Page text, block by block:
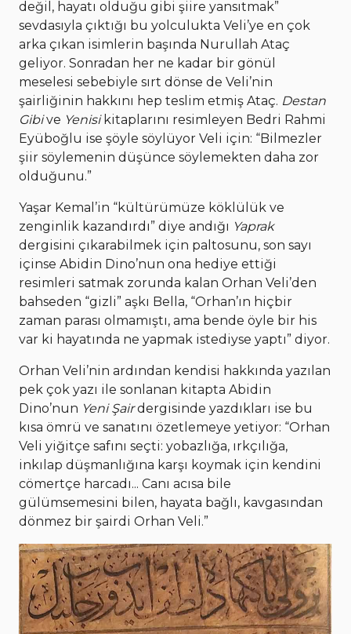
değil, hayatı olduğu gibi şiire yansıtmak”
sevdasıyla çıktığı bu yolculukta Veli’ye en çok
arka çıkan isimlerin başında Nurullah Ataç
geliyor. Sonradan her ne kadar bir gönül
meselesi sebebiyle sırt dönse de Veli’nin
şairliğinin hakkını hep teslim etmiş Ataç. Destan
Gibive Yenisi kitaplarını resimleyen Bedri Rahmi
Eyüboğlu ise şöyle söylüyor Veli için: “Bilmezler
şiir söylemenin düşünce söylemekten daha zor
olduğunu.”
Yaşar Kemal’in “kültürümüze köklülük ve
zenginlik kazandırdı” diye andığı Yaprak
dergisini çıkarabilmek için paltosunu, son sayı
içinse Abidin Dino’nun ona hediye ettiği
resimleri satmak zorunda kalan Orhan Veli’den
bahseden “gizli” aşkı Bella, “Orhan’ın hiçbir
zaman parası olmamıştı, ama bende öyle bir his
var ki hayatında ne yapmak istediyse yaptı” diyor.
Orhan Veli’nin ardından kendisi hakkında yazılan
pek çok yazı ile sonlanan kitapta Abidin
Dino’nun Yeni Şairdergisinde yazdıkları ise bu
kısa ömrü ve sanatını özetlemeye yetiyor: “Orhan
Veli yiğitçe safını seçti: yobazlığa, ırkçılığa,
inkılap düşmanlığına karşı koymak için kendini
cömertçe harcadı... Canı acısa bile
gülümsemesini bilen, hayata bağlı, kavgasından
dönmez bir şairdi Orhan Veli.”